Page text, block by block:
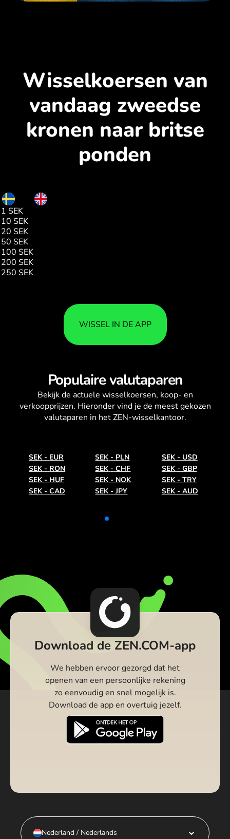
Wisselkoersen van
vandaag zweedse
kronen naar britse
ponden
SEK
1 SEK
10 SEK
20 SEK
50 SEK
100 SEK
200 SEK
250 SEK
WISSEL IN DE APP
Populaire valutaparen
Bekijk de actuele wisselkoersen, koop- en
verkoopprijzen. Hieronder vind je de meest gekozen
valutaparen in het ZEN-wisselkantoor.
SEK - EUR SEK - PLN SEK - USD
SEK - RON SEK - CHF SEK - GBP
SEK - HUF SEK - NOK SEK - TRY
SEK - CAD SEK - JPY SEK - AUD
Download de ZEN.COM-app
We hebben ervoor gezorgd dat het
openen van een persoonlijke rekening
zo eenvoudig en snel mogelijk is.
Download de app en overtuig jezelf.
Nederland / Nederlands